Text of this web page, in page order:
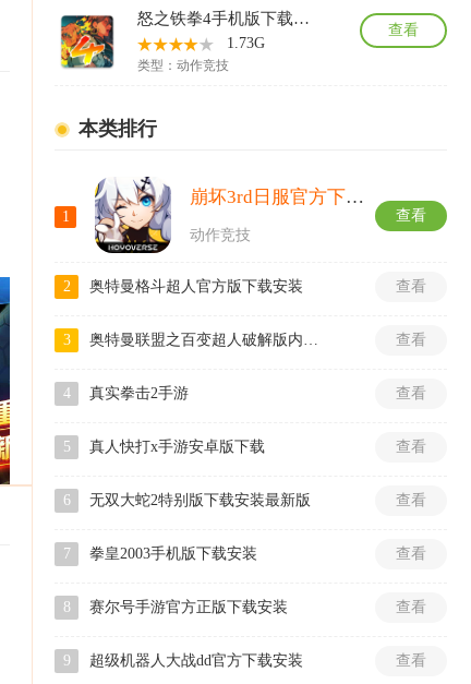
怒之铁拳4手机版下载最新版
1.73G
类型： 动作竞技
查看
本类排行
1 查看
崩坏3rd日服官方下载安装
动作竞技
2 查看
奥特曼格斗超人官方版下载安装
3 查看
奥特曼联盟之百变超人破解版内购版下载
4 查看
真实拳击2手游
5 查看
真人快打x手游安卓版下载
6 查看
无双大蛇2特别版下载安装最新版
7 查看
拳皇2003手机版下载安装
8 查看
赛尔号手游官方正版下载安装
9 查看
超级机器人大战dd官方下载安装